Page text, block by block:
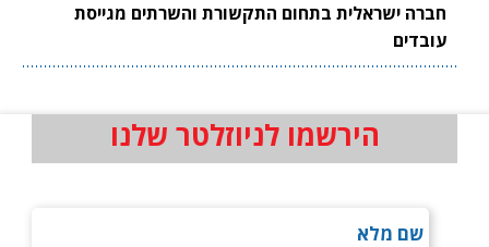
חברה ישראלית בתחום התקשורת והשרתים מגייסת
עובדים
הירשמו לניוזלטר שלנו